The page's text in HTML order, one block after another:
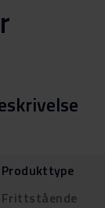
Produkttype
Frittstående